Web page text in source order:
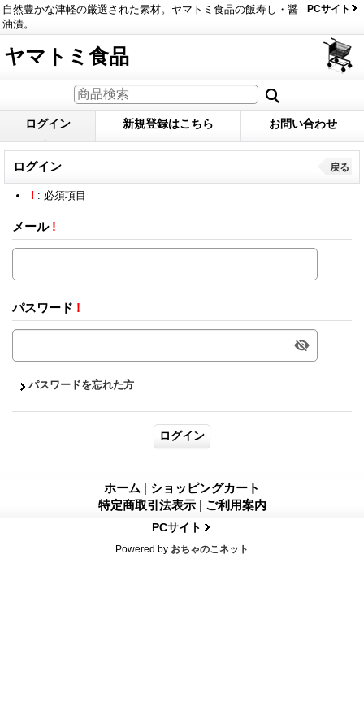
自然豊かな津軽の厳選された素材。ヤマトミ食品の飯寿し・醤
油漬。
PCサイト
ヤマトミ食品
ログイン 新規登録はこちら お問い合わせ
ログイン 戻る
! : 必須項目
メール !
パスワード !
パスワードを忘れた方
ホーム | ショッピングカート
特定商取引法表示 | ご利用案内
PCサイト
Powered by おちゃのこネット